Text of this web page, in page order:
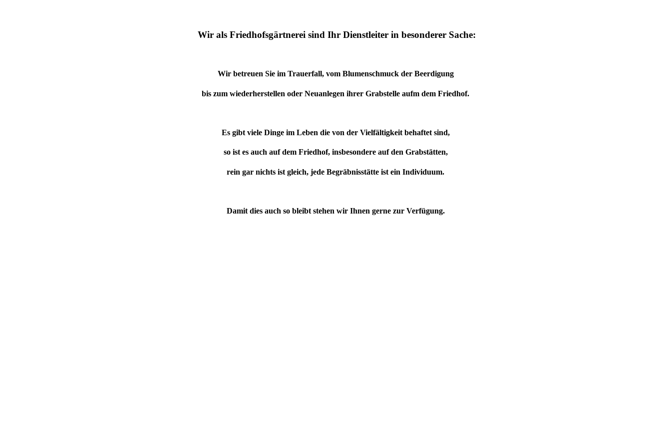
Wir als Friedhofsgärtnerei sind Ihr Dienstleiter in besonderer Sache:
Wir betreuen Sie im Trauerfall, vom Blumenschmuck der Beerdigung
bis zum wiederherstellen oder Neuanlegen ihrer Grabstelle aufm dem Friedhof.
Es gibt viele Dinge im Leben die von der Vielfältigkeit behaftet sind,
so ist es auch auf dem Friedhof, insbesondere auf den Grabstätten,
rein gar nichts ist gleich, jede Begräbnisstätte ist ein Individuum.
Damit dies auch so bleibt stehen wir Ihnen gerne zur Verfügung.